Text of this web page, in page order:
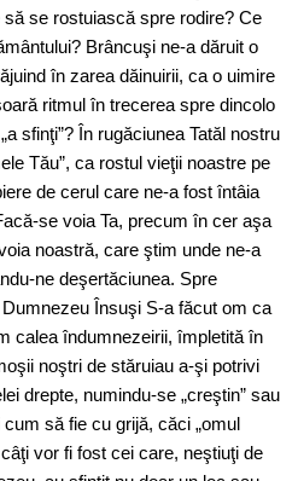
se rostuiască spre rodire? Ce
Brâncuşi ne-a dăruit o
în zarea dăinuirii, ca o uimire
ritmul în trecerea spre dincolo
sfinţi”? În rugăciunea Tatăl nostru
Tău”, ca rostul vieţii noastre pe
de cerul care ne-a fost întâia
se voia Ta, precum în cer aşa
noastră, care ştim unde ne-a
ne deşertăciunea. Spre
Însuşi S-a făcut om ca
calea îndumnezeirii, împletită în
noştri de stăruiau a-şi potrivi
drepte, numindu-se „creştin” sau
să fie cu grijă, căci „omul
vor fi fost cei care, neştiuţi de